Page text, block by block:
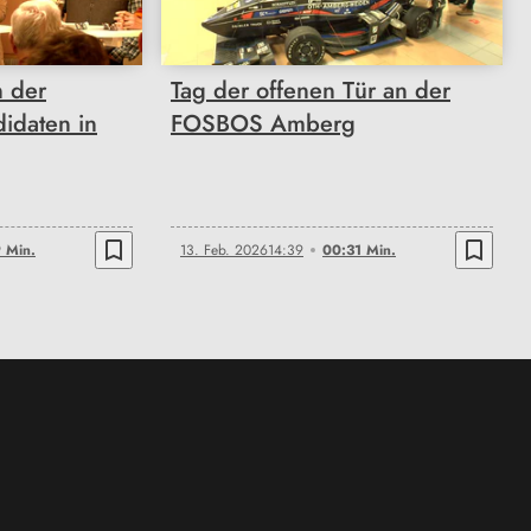
der
in
Min. bookmark_border
Tag der offenen Tür an der
FOSBOS Amberg
13. Feb. 202614:39 00:31 Min. bookmark_border